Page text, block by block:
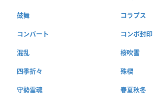
鼓舞 コラプス
コンバート コンボ封印
混乱 桜吹雪
四季折々 殊楔
守勢霊魂 春夏秋冬